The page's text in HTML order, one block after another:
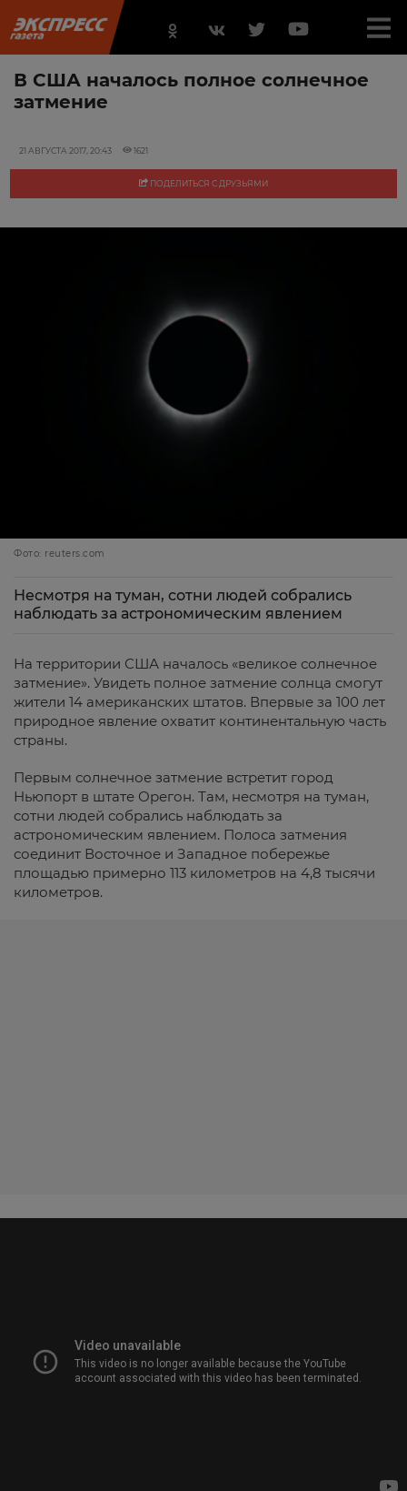
В США началось полное солнечное
затмение
21 АВГУСТА 2017, 20:43 1621
ПОДЕЛИТЬСЯ С ДРУЗЬЯМИ
Фото: reuters.com
Несмотря на туман, сотни людей собрались
наблюдать за астрономическим явлением
На территории США началось «великое солнечное
затмение». Увидеть полное затмение солнца смогут
жители 14 американских штатов. Впервые за 100 лет
природное явление охватит континентальную часть
страны.
Первым солнечное затмение встретит город
Ньюпорт в штате Орегон. Там, несмотря на туман,
сотни людей собрались наблюдать за
астрономическим явлением. Полоса затмения
соединит Восточное и Западное побережье
площадью примерно 113 километров на 4,8 тысячи
километров.